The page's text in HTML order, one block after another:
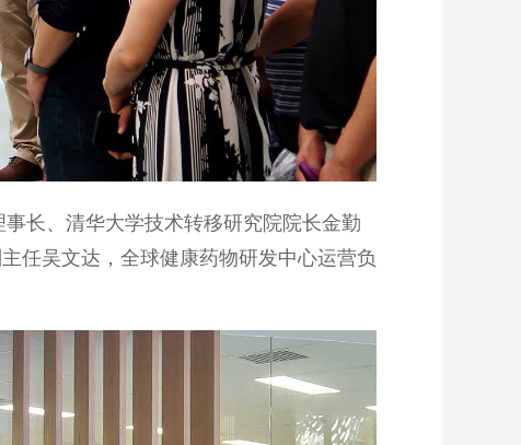
长、清华大学技术转移研究院院长金勤
任吴文达，全球健康药物研发中心运营负